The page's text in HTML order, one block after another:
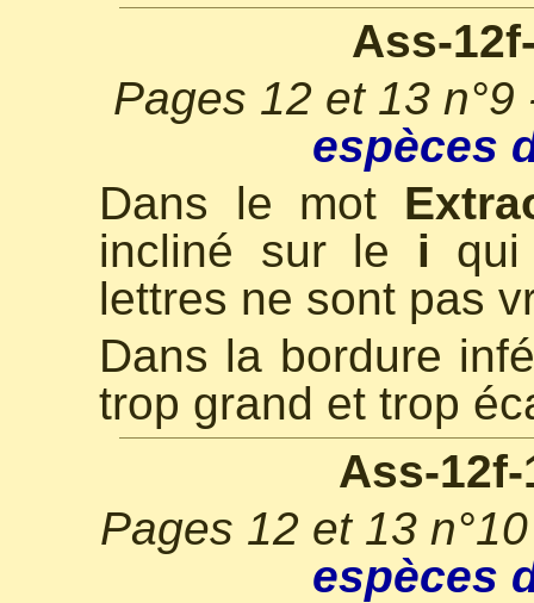
Ass-
Pages 12 et 13
espèces
Dans le mot
incliné sur le i
lettres ne sont pas
Dans la bordure
trop grand et trop
Ass-12f-
Pages 12 et 13
espèces